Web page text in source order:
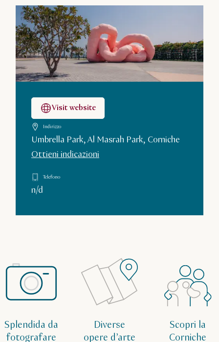
Visit website
Indirizzo
Umbrella Park, Al Masrah Park, Corniche
Ottieni indicazioni
Telefono
n/d
Splendida da
fotografare
Diverse
opere d’arte
Scopri la
Corniche